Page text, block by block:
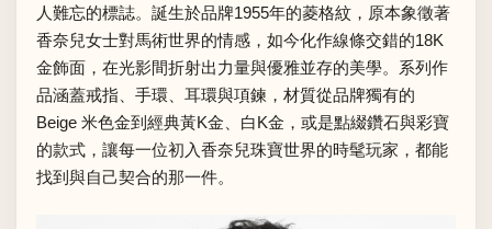
人難忘的標誌。誕生於品牌1955年的菱格紋，原本象徵著
香奈兒女士對馬術世界的情感，如今化作線條交錯的18K
金飾面，在光影間折射出力量與優雅並存的美學。系列作
品涵蓋戒指、手環、耳環與項鍊，材質從品牌獨有的
Beige 米色金到經典黃K金、白K金，或是點綴鑽石與彩寶
的款式，讓每一位初入香奈兒珠寶世界的時髦玩家，都能
找到與自己契合的那一件。